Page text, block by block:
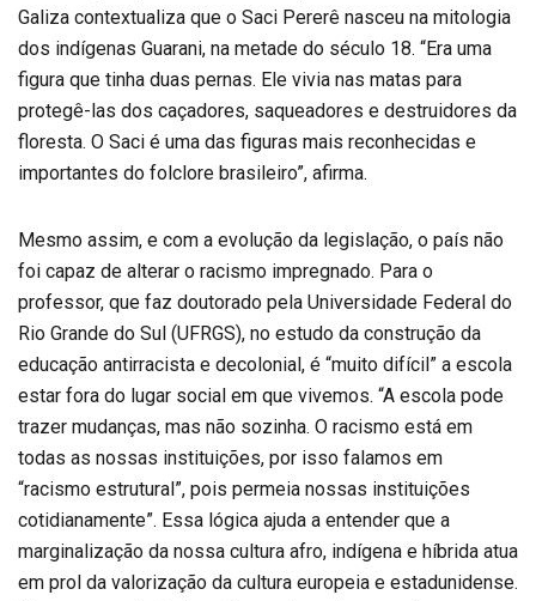
Galiza contextualiza que o Saci Pererê nasceu na mitologia
dos indígenas Guarani, na metade do século 18. “Era uma
figura que tinha duas pernas. Ele vivia nas matas para
protegê-las dos caçadores, saqueadores e destruidores da
floresta. O Saci é uma das figuras mais reconhecidas e
importantes do folclore brasileiro”, afirma.
Mesmo assim, e com a evolução da legislação, o país não
foi capaz de alterar o racismo impregnado. Para o
professor, que faz doutorado pela Universidade Federal do
Rio Grande do Sul (UFRGS), no estudo da construção da
educação antirracista e decolonial, é “muito difícil” a escola
estar fora do lugar social em que vivemos. “A escola pode
trazer mudanças, mas não sozinha. O racismo está em
todas as nossas instituições, por isso falamos em
“racismo estrutural”, pois permeia nossas instituições
cotidianamente”. Essa lógica ajuda a entender que a
marginalização da nossa cultura afro, indígena e híbrida atua
em prol da valorização da cultura europeia e estadunidense.